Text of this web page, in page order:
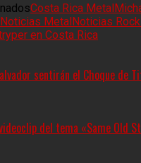
Costa Rica Metal
Noticias Metal Noticias
en Costa Rica
sentirán el Choque de
del tema «Same Old